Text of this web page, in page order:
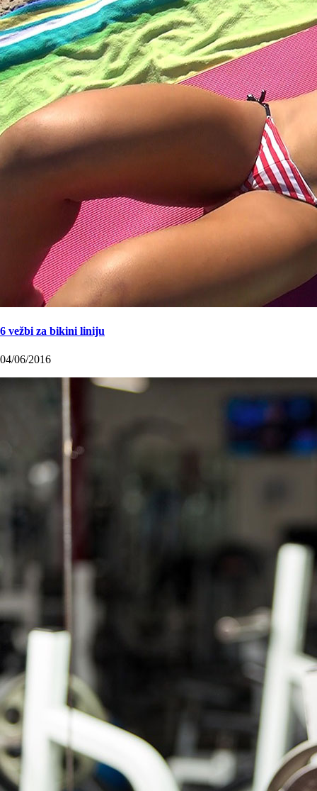
6 vežbi za bikini liniju
04/06/2016